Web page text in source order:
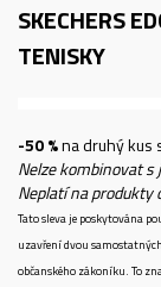
SKECHERS
TENISKY
-50 %na druhý kus
Nelze kombinovat s
Neplatí na produkty
Tato sleva je poskytována
uzavření dvou
občanského zákoníku. To